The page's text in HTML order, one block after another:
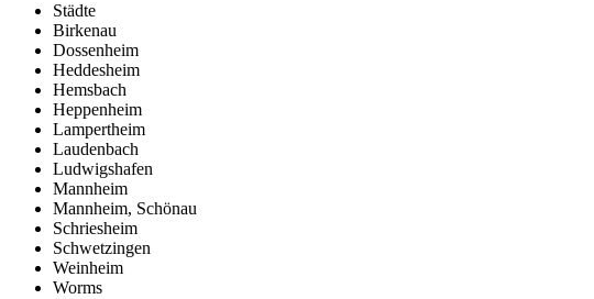
Städte
Birkenau
Dossenheim
Heddesheim
Hemsbach
Heppenheim
Lampertheim
Laudenbach
Ludwigshafen
Mannheim
Mannheim, Schönau
Schriesheim
Schwetzingen
Weinheim
Worms